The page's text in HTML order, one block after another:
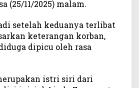
n
t
a
r
P
(25/11/2025) malam.
setelah keduanya terlibat
keterangan korban,
dipicu oleh rasa
istri siri dari